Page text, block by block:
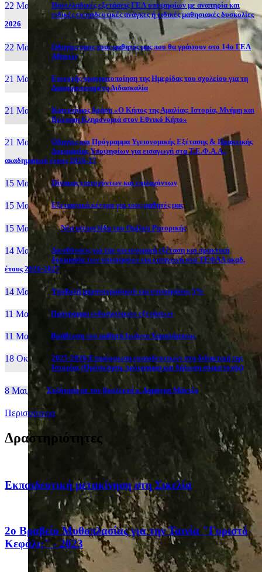
22 Μαι, 26
Πανελλαδικές εξετάσεις ΓΕΛ υποψηφίων με αναπηρία και
ειδικές εκπαιδευτικές ανάγκες ή ειδικές μαθησιακές δυσκολίες
2026
22 Μαι, 26
Οδηγίες προς τους μαθητές μας που θα γράψουν στο 14ο ΓΕΛ
Αθηνών
21 Μαι, 26
Επιτυχής πραγματοποίηση της Ημερίδας του σχολείου για τη
Διαφοροποιημένη Διδασκαλία
21 Μαι, 26
Καινοτόμος δράση «Ο Κήπος της Αμαλίας: Ιστορία, Μνήμη και
Βιώσιμη Κληρονομιά στον Εθνικό Κήπο»
21 Μαι, 26
Οδηγίες και Πρόγραμμα Υγειονομικής Εξέτασης & Πρακτικής
Δοκιμασίας Υποψηφίων για εισαγωγή στα Τ.Ε.Φ.Α.Α.,
ακαδημαϊκού έτους 2026-27
15 Μαι, 26 Πίνακας επιτυχόντων και επιλαχόντων
15 Μαι, 26 Εξεταστικά κέντρα για τους μαθητές μας
15 Μαι, 2026 Νέα ιστοσελίδα του Ομίλου Ρητορικής
14 Μαι, 26
Διευθύνσεις για την υγειονομική εξέταση και πρακτική
δοκιμασία των υποψηφίων για εισαγωγή στα ΤΕΦΑΑ ακαδ.
έτους 2026-2027
14 Μαι, 26 Yποβολή μηχανογραφικού για υποψηφίους 5%
11 Μαι, 26 Πρόγραμμα ενδοσχολικών εξετάσεων
11 Μαι, 26 Βράβευση του μαθητή Ιωάννη Χαραλάμπους
18 Οκτ, 25
2025-2026:Επιμόρφωση εκπαιδευτικών στη διδακτική της
Ιστορίας (Πρόσκληση, πρόγραμμα και δήλωση συμμετοχής)
8 Μαι, 26 Συζήτηση με τον βουλευτή κ. Δημήτρη Μάντζο
Περισσότερα
Δραστηριότητες
Eκπαιδευτική μετακίνηση στη Σικελία
2ο Βραβείο Μυθοπλασίας για την Ταινία "Γυριστό
Κεφάλι;" - 2023